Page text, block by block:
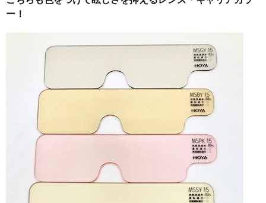
ー！